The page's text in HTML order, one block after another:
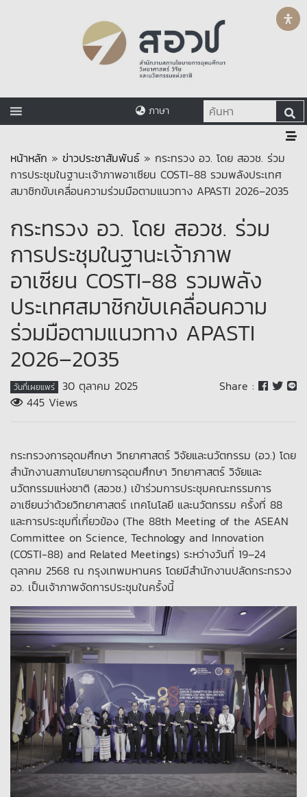
ภาษา
หน้าหลัก » ข่าวประชาสัมพันธ์ » กระทรวง อว. โดย สอวช. ร่วม
การประชุมในฐานะเจ้าภาพอาเซียน COSTI-88 รวมพลังประเทศ
สมาชิกขับเคลื่อนความร่วมมือตามแนวทาง APASTI 2026–2035
กระทรวง อว. โดย สอวช. ร่วม
การประชุมในฐานะเจ้าภาพ
อาเซียน COSTI-88 รวมพลัง
ประเทศสมาชิกขับเคลื่อนความ
ร่วมมือตามแนวทาง APASTI
2026–2035
วันที่เผยแพร่ 30 ตุลาคม 2025
445 Views
Share :
กระทรวงการอุดมศึกษา วิทยาศาสตร์ วิจัยและนวัตกรรม (อว.) โดย
สำนักงานสภานโยบายการอุดมศึกษา วิทยาศาสตร์ วิจัยและ
นวัตกรรมแห่งชาติ (สอวช.) เข้าร่วมการประชุมคณะกรรมการ
อาเซียนว่าด้วยวิทยาศาสตร์ เทคโนโลยี และนวัตกรรม ครั้งที่ 88
และการประชุมที่เกี่ยวข้อง (The 88th Meeting of the ASEAN
Committee on Science, Technology and Innovation
(COSTI-88) and Related Meetings) ระหว่างวันที่ 19–24
ตุลาคม 2568 ณ กรุงเทพมหานคร โดยมีสำนักงานปลัดกระทรวง
อว. เป็นเจ้าภาพจัดการประชุมในครั้งนี้